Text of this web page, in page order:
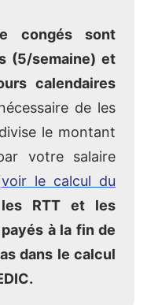
congés sont
(5/semaine) et
calendaires
de les
le montant
votre salaire
voir le calcul du
les RTT et les
à la fin de
dans le calcul